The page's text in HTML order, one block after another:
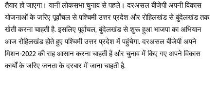
तैयार हो जाएगा। यानी लोकसभा चुनाव से पहले। दरअसल बीजेपी अपनी विकास
योजनाओं के जरिए पूर्वांचल से पश्चिमी उत्तर प्रदेश और रोहिलखंड से बुंदेलखंड तक
खेती करना चाहती है. इसलिए पूर्वांचल, बुंदेलखंड से शुरू हुआ भाजपा का अभियान
आज रोहिलखंड होते हुए पश्चिमी उत्तर प्रदेश में पहुंचेगा. दरअसल बीजेपी अपने
मिशन-2022 की राह आसान करना चाहती है और चुनाव में किए गए अपने विकास
कार्यों के जरिए जनता के दरबार में जाना चाहती है.